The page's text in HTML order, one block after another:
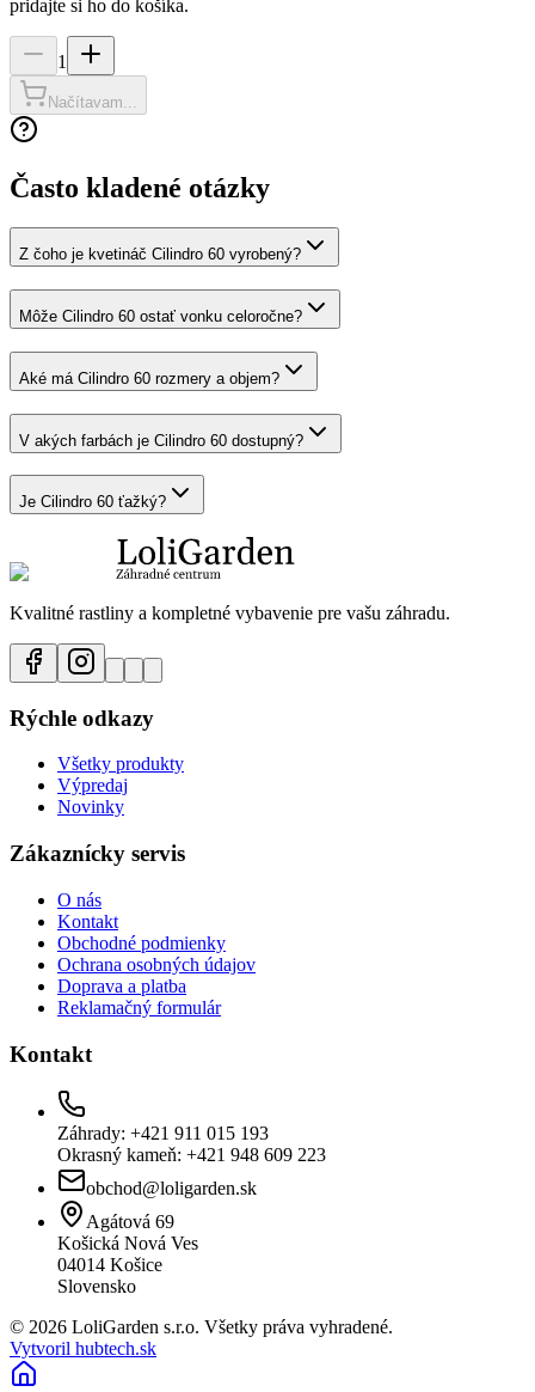
pridajte si ho do košíka.
1
Načítavam...
Často kladené otázky
Z čoho je kvetináč Cilindro 60 vyrobený?
Môže Cilindro 60 ostať vonku celoročne?
Aké má Cilindro 60 rozmery a objem?
V akých farbách je Cilindro 60 dostupný?
Je Cilindro 60 ťažký?
Kvalitné rastliny a kompletné vybavenie pre vašu záhradu.
Rýchle odkazy
Všetky produkty
Výpredaj
Novinky
Zákaznícky servis
O nás
Kontakt
Obchodné podmienky
Ochrana osobných údajov
Doprava a platba
Reklamačný formulár
Kontakt
Záhrady: +421 911 015 193
Okrasný kameň: +421 948 609 223
obchod@loligarden.sk
Agátová 69
Košická Nová Ves
04014 Košice
Slovensko
© 2026 LoliGarden s.r.o. Všetky práva vyhradené.
Vytvoril hubtech.sk